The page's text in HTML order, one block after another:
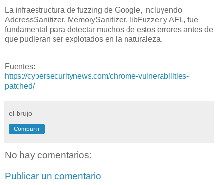
La infraestructura de fuzzing de Google, incluyendo
AddressSanitizer, MemorySanitizer, libFuzzer y AFL, fue
fundamental para detectar muchos de estos errores antes de
que pudieran ser explotados en la naturaleza.
Fuentes:
https://cybersecuritynews.com/chrome-vulnerabilities-
patched/
el-brujo
Compartir
No hay comentarios:
Publicar un comentario